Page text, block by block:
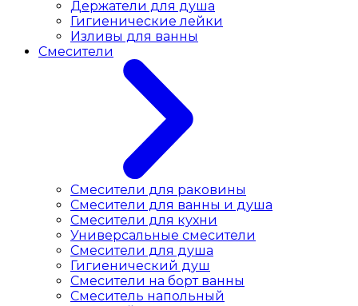
Держатели для душа
Гигиенические лейки
Изливы для ванны
Смесители
Смесители для раковины
Cмесители для ванны и душа
Смесители для кухни
Универсальные смесители
Смесители для душа
Гигиенический душ
Смесители на борт ванны
Смеситель напольный